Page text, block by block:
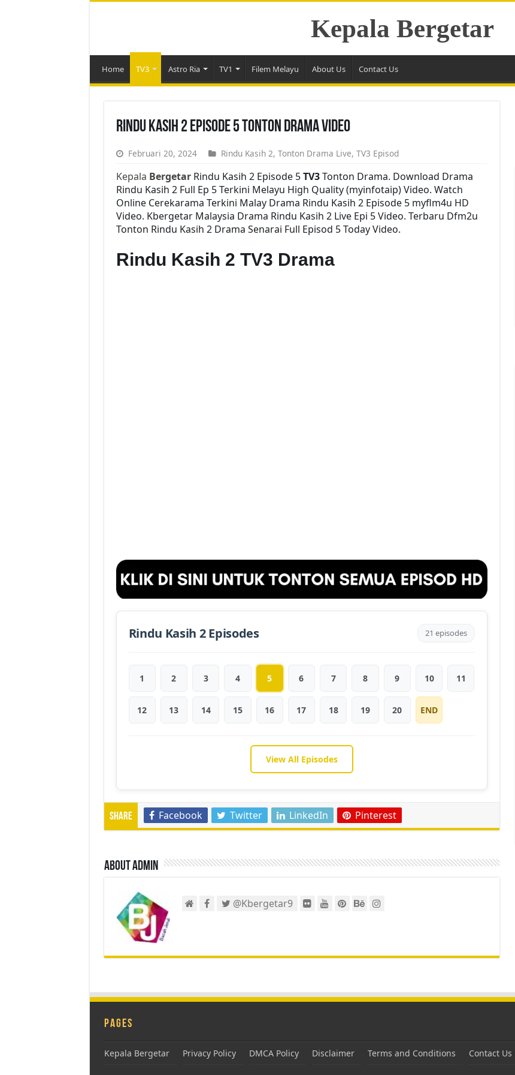
Kepala Bergetar
Home TV3 Astro Ria TV1 Filem Melayu About Us Contact Us
Rindu Kasih 2 Episode 5 Tonton Drama Video
Februari 20, 2024 Rindu Kasih 2, Tonton Drama Live, TV3 Episod
Kepala BergetarRindu Kasih 2 Episode 5TV3Tonton Drama. Download Drama
Rindu Kasih 2 Full Ep 5 Terkini Melayu High Quality (myinfotaip) Video. Watch
Online Cerekarama Terkini Malay Drama Rindu Kasih 2 Episode 5 myflm4u HD
Video. Kbergetar Malaysia Drama Rindu Kasih 2 Live Epi 5 Video. Terbaru Dfm2u
Tonton Rindu Kasih 2 Drama Senarai Full Episod 5 Today Video.
Rindu Kasih 2 TV3 Drama
Rindu Kasih 2 Episodes 21 episodes
1 2 3 4 5 6 7 8 9 10 11
12 13 14 15 16 17 18 19 20 END
View All Episodes
Share Facebook Twitter LinkedIn Pinterest
About admin
@Kbergetar9
Pages
Kepala Bergetar Privacy Policy DMCA Policy Disclaimer Terms and Conditions Contact Us